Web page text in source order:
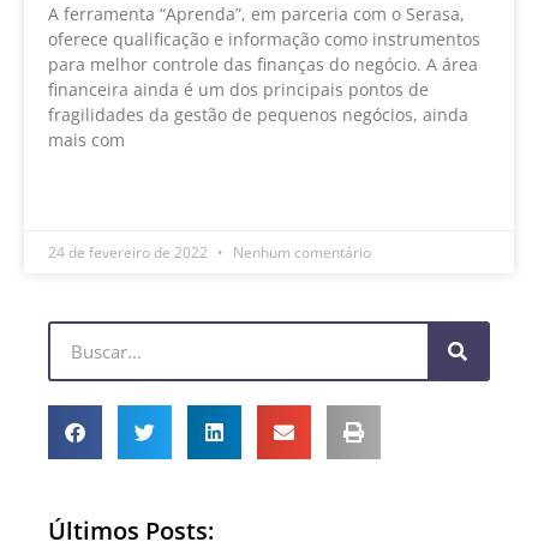
A ferramenta “Aprenda”, em parceria com o Serasa,
oferece qualificação e informação como instrumentos
para melhor controle das finanças do negócio. A área
financeira ainda é um dos principais pontos de
fragilidades da gestão de pequenos negócios, ainda
mais com
24 de fevereiro de 2022 Nenhum comentário
Últimos Posts: